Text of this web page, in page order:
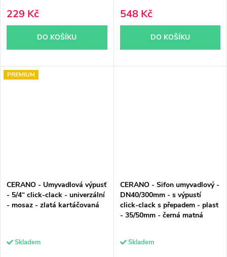
229 Kč
DO KOŠÍKU
548 Kč
DO KOŠÍKU
PREMIUM
CERANO - Umyvadlová výpusť
- 5/4“ click-clack - univerzální
- mosaz - zlatá kartáčovaná
Skladem
CERANO - Sifon umyvadlový -
DN40/300mm - s výpustí
click-clack s přepadem - plast
- 35/50mm - černá matná
Skladem